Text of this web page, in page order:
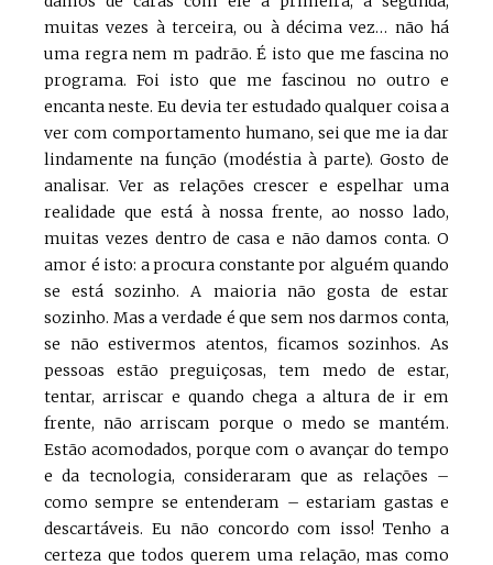
muitas vezes à terceira, ou à décima vez… não há
uma regra nem m padrão. É isto que me fascina no
programa. Foi isto que me fascinou no outro e
encanta neste. Eu devia ter estudado qualquer coisa a
ver com comportamento humano, sei que me ia dar
lindamente na função (modéstia à parte). Gosto de
analisar. Ver as relações crescer e espelhar uma
realidade que está à nossa frente, ao nosso lado,
muitas vezes dentro de casa e não damos conta. O
amor é isto: a procura constante por alguém quando
se está sozinho. A maioria não gosta de estar
sozinho. Mas a verdade é que sem nos darmos conta,
se não estivermos atentos, ficamos sozinhos. As
pessoas estão preguiçosas, tem medo de estar,
tentar, arriscar e quando chega a altura de ir em
frente, não arriscam porque o medo se mantém.
Estão acomodados, porque com o avançar do tempo
e da tecnologia, consideraram que as relações –
como sempre se entenderam – estariam gastas e
descartáveis. Eu não concordo com isso! Tenho a
certeza que todos querem uma relação, mas como